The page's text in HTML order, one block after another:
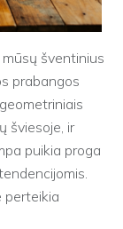
šventinius
prabangos
šviesoje, ir
puikia proga
perteikia